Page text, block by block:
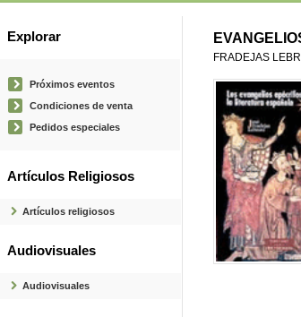
Explorar
Próximos eventos
Condiciones de venta
Pedidos especiales
Artículos Religiosos
Artículos religiosos
Audiovisuales
Audiovisuales
FRADEJAS